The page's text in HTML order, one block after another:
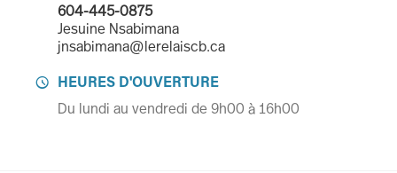
604-445-0875
Jesuine Nsabimana
jnsabimana@lerelaiscb.ca

HEURES D'OUVERTURE
Du lundi au vendredi de 9h00 à 16h00